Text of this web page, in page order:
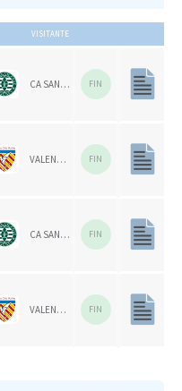
VISITANTE
CA SAN VICENTE FIN
VALENCIA CH 1924 FIN
CA SAN VICENTE FIN
VALENCIA CH FIN